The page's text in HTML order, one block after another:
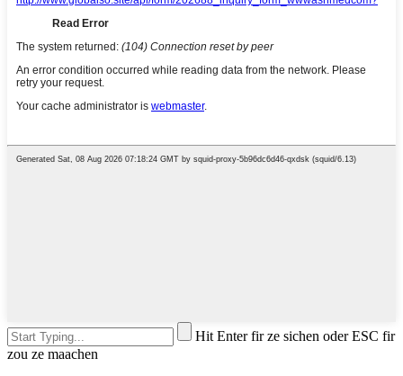
Hit Enter fir ze sichen oder ESC fir
zou ze maachen